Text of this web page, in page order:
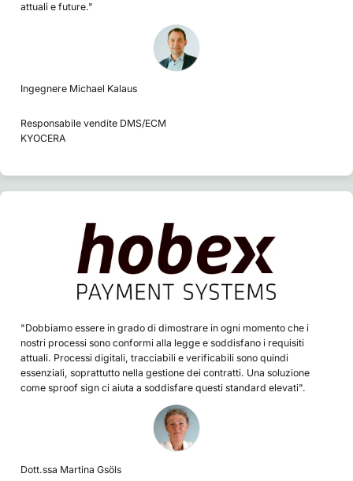
attuali e future."
Ingegnere Michael Kalaus
Responsabile vendite DMS/ECM
KYOCERA
"Dobbiamo essere in grado di dimostrare in ogni momento che i
nostri processi sono conformi alla legge e soddisfano i requisiti
attuali. Processi digitali, tracciabili e verificabili sono quindi
essenziali, soprattutto nella gestione dei contratti. Una soluzione
come sproof sign ci aiuta a soddisfare questi standard elevati".
Dott.ssa Martina Gsöls